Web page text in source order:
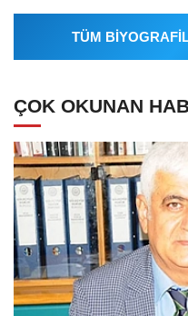
TÜM
ÇOK OKUNAN